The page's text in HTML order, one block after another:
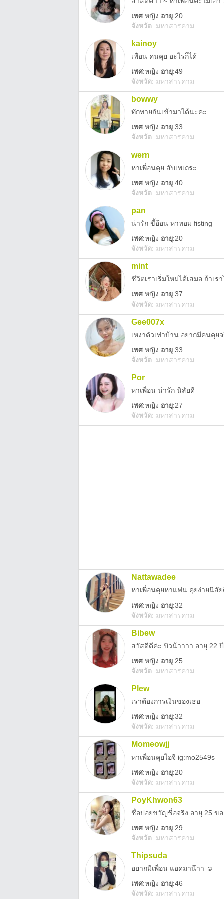
เพศ:หญิง อายุ:20
จังหวัด: มหาสารคาม
kainoy
เพื่อน คนคุย อะไรก็ได้
เพศ:หญิง อายุ:49
จังหวัด: มหาสารคาม
bowwy
ทักทายกันเข้ามาได้นะคะ
เพศ:หญิง อายุ:33
จังหวัด: มหาสารคาม
wern
หาเพื่อนคุย สับเพเถระ
เพศ:หญิง อายุ:40
จังหวัด: มหาสารคาม
pan
น่ารัก ขี้อ้อน หาทอม fisting
เพศ:หญิง อายุ:20
จังหวัด: มหาสารคาม
mint
ชีวิตเราเริ่มใหม่ได้เสมอ ถ้าเร
เพศ:หญิง อายุ:37
จังหวัด: มหาสารคาม
Gee007x
เหงาตัวเท่าบ้าน อยากมีคนคุยจ
เพศ:หญิง อายุ:33
จังหวัด: มหาสารคาม
Por
หาเพื่อน น่ารัก นิสัยดี
เพศ:หญิง อายุ:27
จังหวัด: มหาสารคาม
Nattawadee
หาเพื่อนคุยหาแฟน คุยง่ายนิสั
เพศ:หญิง อายุ:32
จังหวัด: มหาสารคาม
Bibew
สวัสดีดีค่ะ บิวน้าาาา อายุ 22 ปี
เพศ:หญิง อายุ:25
จังหวัด: มหาสารคาม
Plew
เราต้องการเงินของเธอ
เพศ:หญิง อายุ:32
จังหวัด: มหาสารคาม
Momeowjj
หาเพื่อนคุยไอจี ig:mo2549s
เพศ:หญิง อายุ:20
จังหวัด: มหาสารคาม
PoyKhwon63
ชื่อปอยขวัญชื่อจริง อายุ 25 ข
เพศ:หญิง อายุ:29
จังหวัด: มหาสารคาม
Thipsuda
อยากมีเพื่อน แอดมาน๊าา ☺️
เพศ:หญิง อายุ:46
จังหวัด: มหาสารคาม